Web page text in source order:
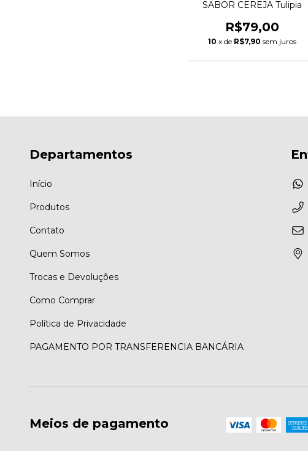
SABOR CEREJA Tulipia
R$79,00
10 x de R$7,90 sem juros
Departamentos
Início
Produtos
Contato
Quem Somos
Trocas e Devoluções
Como Comprar
Política de Privacidade
PAGAMENTO POR TRANSFERENCIA BANCÁRIA
Meios de pagamento